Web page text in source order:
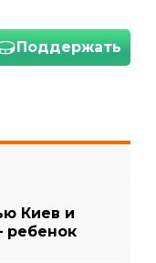
Поддержать
Киев и
ребенок